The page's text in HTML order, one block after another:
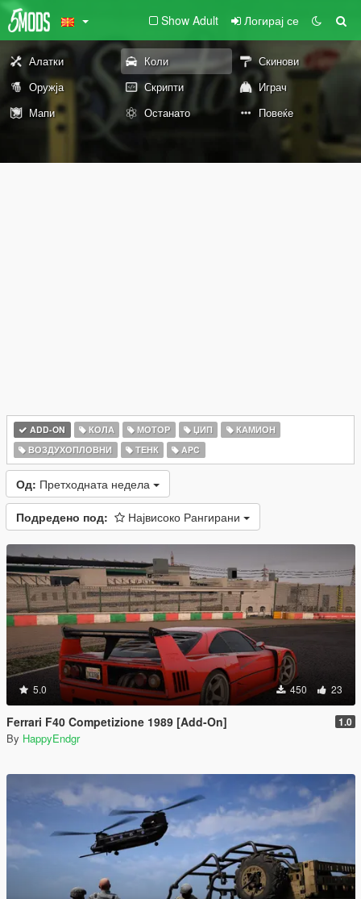
Show Adult Логирај се
Алатки Коли
Скинови
Оружја
Скрипти
Играч
Мапи
Останато Повеќе
ADD-ON КОЛА МОТОР ЏИП
КАМИОН
ВОЗДУХОПЛОВНИ
ТЕНК APC
Од: Претходната недела
Подредено под: Највисоко Рангирани
5.0 450 23
Ferrari F40 Competizione 1989 [Add-On] 1.0
By HappyEndgr